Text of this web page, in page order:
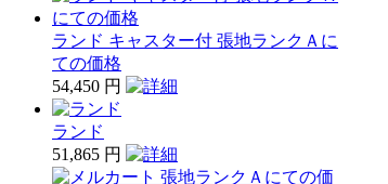
ランド キャスター付 張地ランクＡに
ての価格
54,450 円
ランド
51,865 円